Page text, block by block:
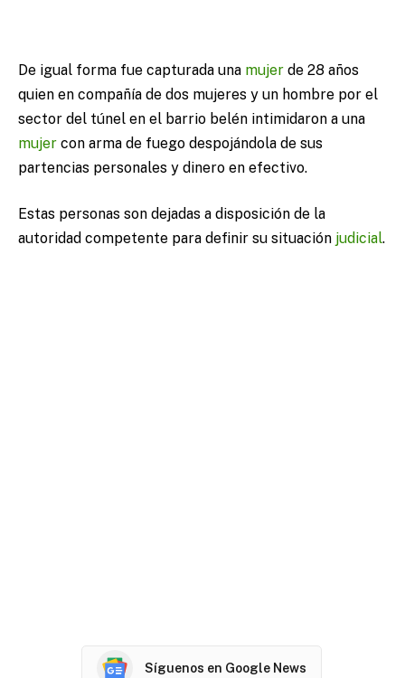
De igual forma fue capturada una mujer de 28 años
quien en compañía de dos mujeres y un hombre por el
sector del túnel en el barrio belén intimidaron a una
mujer con arma de fuego despojándola de sus
partencias personales y dinero en efectivo.
Estas personas son dejadas a disposición de la
autoridad competente para definir su situación judicial.
Síguenos en Google News